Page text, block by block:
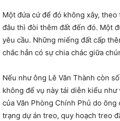
Một đứa cứ để đó không xây,
đâu thì đòi thêm đất đến đó. Một
yêu cầu. Những miếng đất cấp
chắc hẳn có sự chia chác giữa
Nếu như ông Lê Văn Thành còn
không để vụ này tái diễn kiểu như
của Văn Phòng Chính Phủ do ông
trạng dự án treo, quy hoạch treo